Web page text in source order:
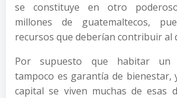
se constituye en otro
millones de guatemaltecos,
recursos que deberían contribuir al
Por supuesto que habitar un
tampoco es garantía de bienestar,
capital se viven muchas de esas